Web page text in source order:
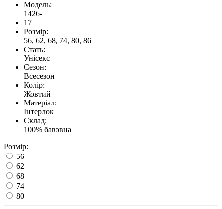
Модель:
1426-
17
Розмір:
56, 62, 68, 74, 80, 86
Стать:
Унісекс
Сезон:
Всесезон
Колір:
Жовтий
Матеріал:
Інтерлок
Склад:
100% бавовна
Розмір:
56
62
68
74
80